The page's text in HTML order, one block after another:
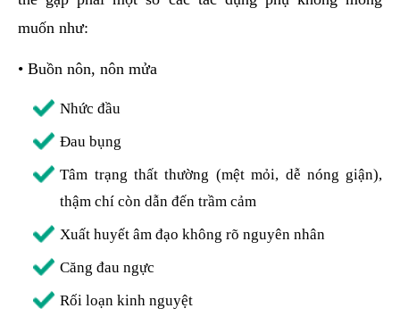
muốn như:
• Buồn nôn, nôn mửa
Nhức đầu
Đau bụng
Tâm trạng thất thường (mệt mỏi, dễ nóng giận),
thậm chí còn dẫn đến trầm cảm
Xuất huyết âm đạo không rõ nguyên nhân
Căng đau ngực
Rối loạn kinh nguyệt